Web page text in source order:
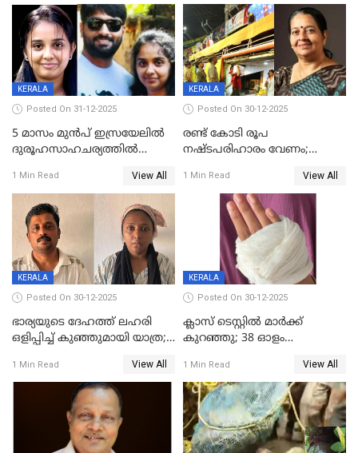
നിലയിൽ
യുവതിക്ക് ദാരുണാന്ത്യം
KERALA
Posted On 31-12-2025
5 മാസം മുൻപ് ഇസ്രയേലിൽ
ദുരൂഹസാഹചര്യത്തിൽ
മലയാളി യുവാവിന്റെ ഭാര്യയും
മരിച്ചു
1 Min Read View All
KERALA
Posted On 30-12-2025
രണ്ട് കോടി രൂപ
നഷ്ടപരിഹാരം വേണം;
നോട്ടീസയച്ച് ഉമാ തോമസ്
1 Min Read View All
KERALA
Posted On 30-12-2025
ഭാര്യയുടെ ദേഹത്ത് ലഹരി
ഒളിപ്പിച്ച് കുഞ്ഞുമായി യാത്ര;
പിടികൂടി പൊലീസ്
1 Min Read View All
KERALA
Posted On 30-12-2025
ക്ലാസ് ടെസ്റ്റിൽ മാർക്ക്
കുറഞ്ഞു; 38 ഓളം
സെന്ററിലെ അധ്യാപകന്‍
മർദിച്ചതായി പരാതി
1 Min Read View All